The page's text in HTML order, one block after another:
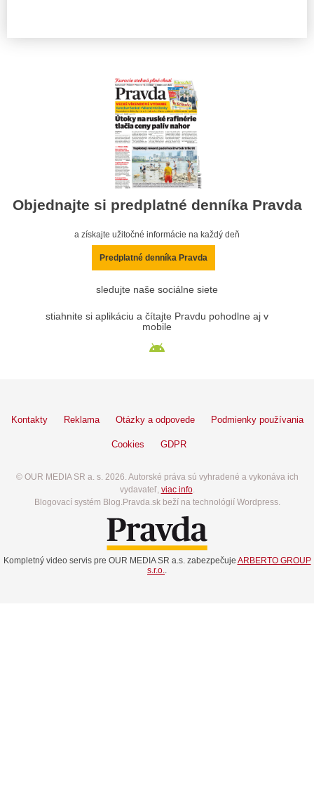
Objednajte si predplatné denníka Pravda
a získajte užitočné informácie na každý deň
Predplatné denníka Pravda
sledujte naše sociálne siete
stiahnite si aplikáciu a čítajte Pravdu pohodlne aj v
mobile
Kontakty Reklama Otázky a odpovede Podmienky používania
Cookies GDPR
© OUR MEDIA SR a. s. 2026. Autorské práva sú vyhradené a vykonáva ich
vydavateľ, viac info.
Blogovací systém Blog.Pravda.sk beží na technológií Wordpress.
Kompletný video servis pre OUR MEDIA SR a.s. zabezpečuje ARBERTO GROUP
s.r.o..